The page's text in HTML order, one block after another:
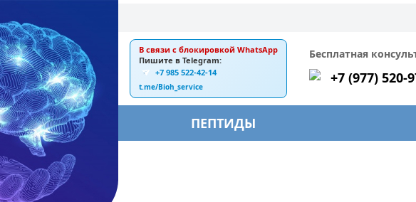
В связи с блокировкой WhatsApp
Пишите в Telegram:
+7 985 522-42-14
t.me/Bioh_service
Бесплатная
+7 (977) 520-
ПЕПТИДЫ